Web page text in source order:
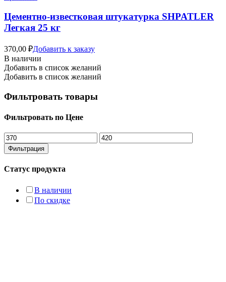
Цементно-известковая штукатурка SHPATLER
Легкая 25 кг
370,00 ₽Добавить к заказу
В наличии
Добавить в список желаний
Добавить в список желаний
Фильтровать товары
Фильтровать по Цене
Минимальная
цена
Максимальная
цена
Фильтрация
Статус продукта
В наличии
По скидке